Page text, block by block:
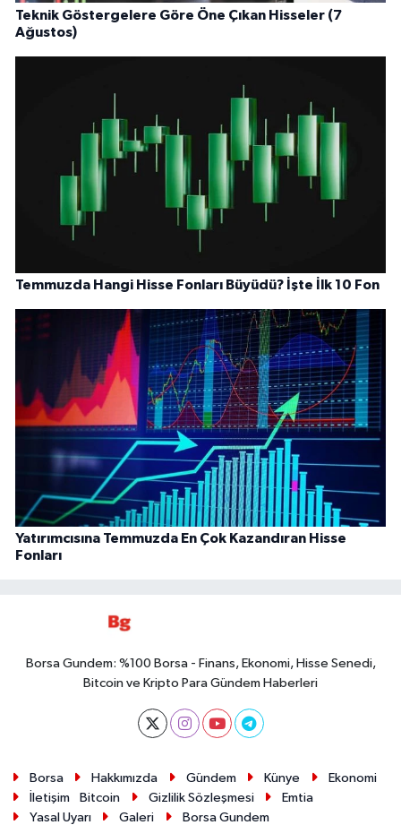
Teknik Göstergelere Göre Öne Çıkan Hisseler (7
Ağustos)
Temmuzda Hangi Hisse Fonları Büyüdü? İşte İlk 10 Fon
Yatırımcısına Temmuzda En Çok Kazandıran Hisse
Fonları
Borsa Gundem: %100 Borsa - Finans, Ekonomi, Hisse Senedi,
Bitcoin ve Kripto Para Gündem Haberleri
Borsa Hakkımızda Gündem Künye
Ekonomi
İletişim
Bitcoin Gizlilik Sözleşmesi
Emtia
Yasal Uyarı
Galeri Borsa Gundem